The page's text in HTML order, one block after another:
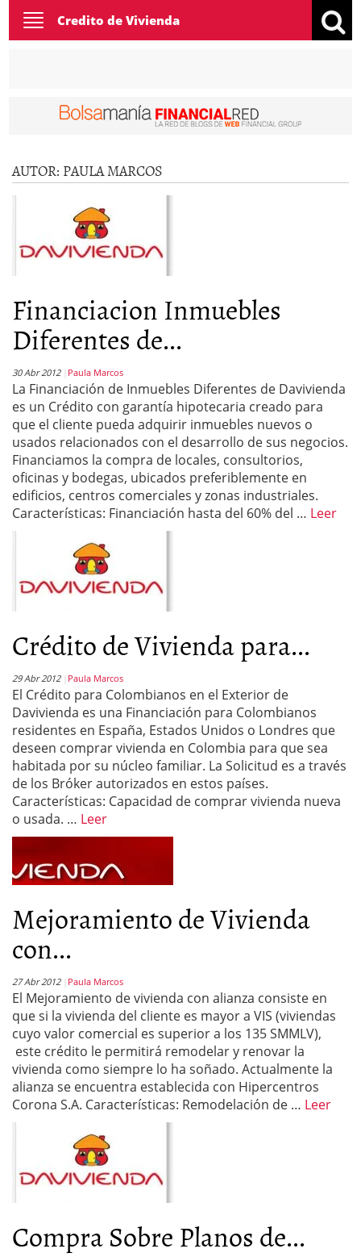
Toggle
navigation
Credito de Vivienda
AUTOR: PAULA MARCOS
Financiacion Inmuebles
Diferentes de...
30 Abr 2012 Paula Marcos
La Financiación de Inmuebles Diferentes de Davivienda
es un Crédito con garantía hipotecaria creado para
que el cliente pueda adquirir inmuebles nuevos o
usados relacionados con el desarrollo de sus negocios.
Financiamos la compra de locales, consultorios,
oficinas y bodegas, ubicados preferiblemente en
edificios, centros comerciales y zonas industriales.
Características: Financiación hasta del 60% del … Leer
Crédito de Vivienda para...
29 Abr 2012 Paula Marcos
El Crédito para Colombianos en el Exterior de
Davivienda es una Financiación para Colombianos
residentes en España, Estados Unidos o Londres que
deseen comprar vivienda en Colombia para que sea
habitada por su núcleo familiar. La Solicitud es a través
de los Bróker autorizados en estos países.
Características: Capacidad de comprar vivienda nueva
o usada. … Leer
Mejoramiento de Vivienda
con...
27 Abr 2012 Paula Marcos
El Mejoramiento de vivienda con alianza consiste en
que si la vivienda del cliente es mayor a VIS (viviendas
cuyo valor comercial es superior a los 135 SMMLV),
este crédito le permitirá remodelar y renovar la
vivienda como siempre lo ha soñado. Actualmente la
alianza se encuentra establecida con Hipercentros
Corona S.A. Características: Remodelación de … Leer
Compra Sobre Planos de...